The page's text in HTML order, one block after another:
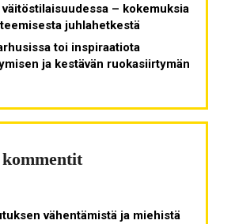
– kokemuksia
juhlahetkestä
toi inspiraatiota
ja kestävän ruokasiirtymän
vähentämistä ja miehistä